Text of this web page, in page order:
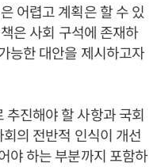
어렵고 계획은 할 수 있
은 사회 구석에 존재하
능한 대안을 제시하고자
진해야 할 사항과 국회
의 전반적 인식이 개선
야 하는 부분까지 포함하